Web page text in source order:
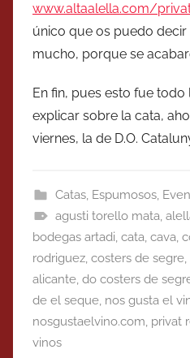
www.altaalella.com/
único que os puedo
mucho, porque se
En fin, pues esto fue
explicar sobre la cata,
viernes, la de D.O.
Catas, Espumosos,
agusti torello mata,
bodegas artadi, cata, cava,
rodriguez, costers de segre,
alicante, do costers de
de el seque, nos gusta el
nosgustaelvino.com, privat
vinos